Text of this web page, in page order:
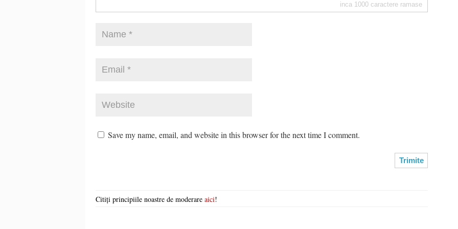
inca 1000 caractere ramase
Save my name, email, and website in this browser for the next time I comment.
Citiți principiile noastre de moderare aici!